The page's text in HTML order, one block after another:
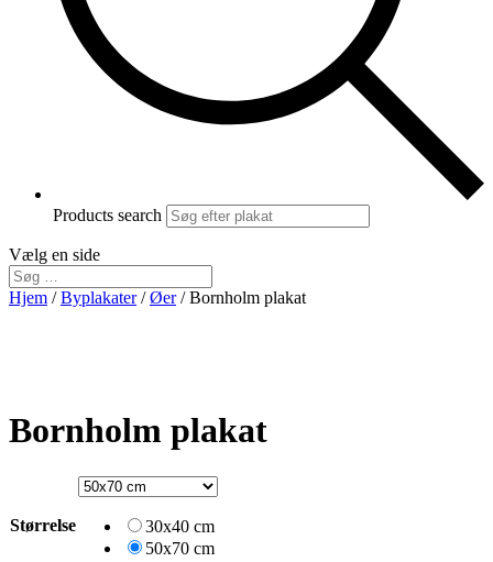
Products search
Vælg en side
Hjem /Byplakater/Øer/ Bornholm plakat
Bornholm plakat
Størrelse
30x40 cm
50x70 cm